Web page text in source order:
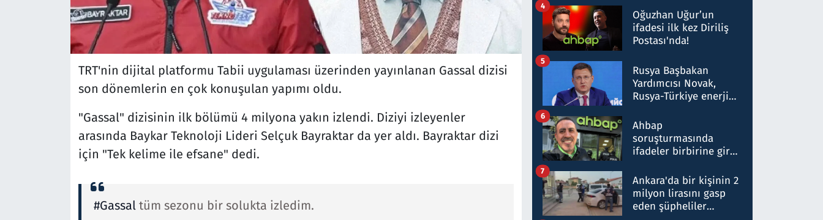
TRT'nin dijital platformu Tabii uygulaması üzerinden yayınlanan Gassal dizisi
son dönemlerin en çok konuşulan yapımı oldu.
"Gassal" dizisinin ilk bölümü 4 milyona yakın izlendi. Diziyi izleyenler
arasında Baykar Teknoloji Lideri Selçuk Bayraktar da yer aldı. Bayraktar dizi
için "Tek kelime ile efsane" dedi.
#Gassaltüm sezonu bir solukta izledim.
Oğuzhan Uğur’un
ifadesi ilk kez Diriliş
Postası'nda!
4
Rusya Başbakan
Yardımcısı Novak,
Rusya-Türkiye enerji
nitelikte olduğunu
belirtti
5
Ahbap
soruşturmasında
ifadeler birbirine girdi:
ifadelerinden ortaya
çıkan tablo şok etti
6
Ankara'da bir kişinin 2
milyon lirasını gasp
eden şüpheliler
7